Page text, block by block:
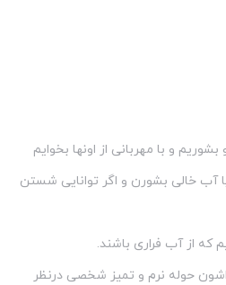
و با مهربانی از اونها بخوایم
خالی بشورن و اگر توانایی شستن
که از آب فراری باشند.
حوله نرم و تمیز شخصی درنظر